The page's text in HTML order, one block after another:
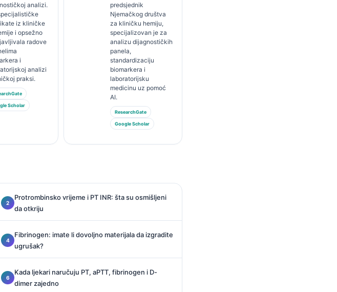
analizi.
iz kliničke
i opsežno
radove
i
analizi
praksi.
Scholar
predsjednik
Njemačkog društva
za kliničku hemiju,
specijalizovan je za
analizu dijagnostičkih
panela,
standardizaciju
biomarkera i
laboratorijsku
medicinu uz pomoć
AI.
ResearchGate
Google Scholar
Protrombinsko vrijeme i PT INR: šta su osmišljeni
da otkriju
Fibrinogen: imate li dovoljno materijala da izgradite
ugrušak?
Kada ljekari naručuju PT, aPTT, fibrinogen i D-
dimer zajedno